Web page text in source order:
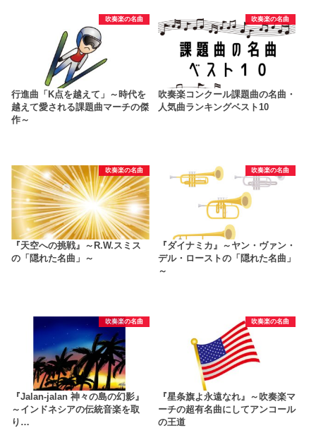
吹奏楽の名曲
行進曲「K点を越えて」～時代を
越えて愛される課題曲マーチの傑
作～
吹奏楽の名曲
吹奏楽コンクール課題曲の名曲・
人気曲ランキングベスト10
吹奏楽の名曲
『天空への挑戦』～R.W.スミス
の「隠れた名曲」～
吹奏楽の名曲
『ダイナミカ』～ヤン・ヴァン・
デル・ローストの「隠れた名曲」
～
吹奏楽の名曲
『Jalan-jalan 神々の島の幻影』
～インドネシアの伝統音楽を取
り…
吹奏楽の名曲
『星条旗よ永遠なれ』～吹奏楽マ
ーチの超有名曲にしてアンコール
の王道